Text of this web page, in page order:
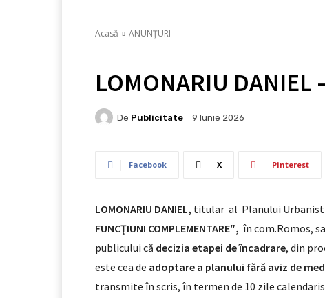
Acasă ANUNȚURI
LOMONARIU
De Publicitate 9 Iunie 2026
Facebook X Pinterest
LOMONARIU DANIEL, titular al Planului
FUNCŢIUNI COMPLEMENTARE″, în com.Romos,
publicului că decizia etapei de încadrare, din
este cea de adoptare a planului fără aviz de
transmite în scris, în termen de 10 zile